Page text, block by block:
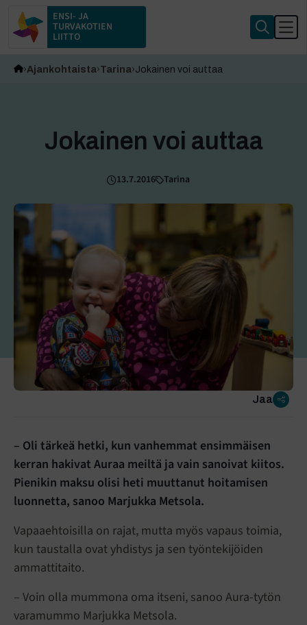
ENSI- JA
TURVAKOTIEN
LIITTO
Ajankohtaista Tarina Jokainen voi auttaa
Jokainen voi auttaa
13.7.2016 Tarina
Jaa
– Oli tärkeä hetki, kun vanhemmat ensimmäisen
kerran hakivat Auraa meiltä ja vain sanoivat kiitos.
Pienikin maksu olisi heti muuttanut hoitamisen
luonnetta, sanoo Marjukka Metsola.
Vapaaehtoisilla on rajat, mutta myös vapaus toimia,
kun taustalla ovat yhdistys ja sen työntekijöiden
ammattitaito.
– Voin olla mummona oma itseni, sanoo Aura-tytön
varamummo Marjukka Metsola.